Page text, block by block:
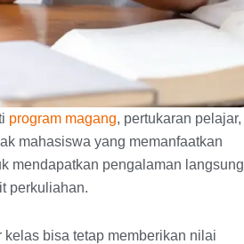
program magang, pertukaran pelajar,
mahasiswa yang memanfaatkan
mendapatkan pengalaman langsung
perkuliahan.
bisa tetap memberikan nilai